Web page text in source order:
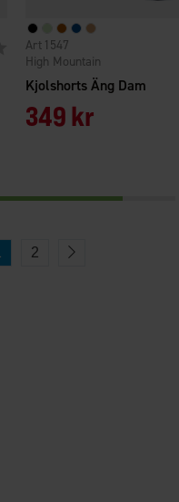
4.7 utav 5 stjärnor
Kjolshorts Äng Dam
High Mountain
1547
349 kr
2